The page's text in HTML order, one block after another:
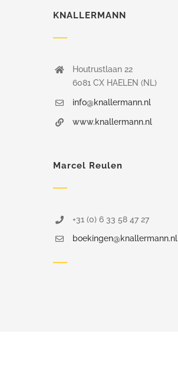
KNALLERMANN
Houtrustlaan 22
6081 CX HAELEN (NL)
info@knallermann.nl
www.knallermann.nl
Marcel Reulen
+31 (0) 6 33 58 47 27
boekingen@knallermann.nl